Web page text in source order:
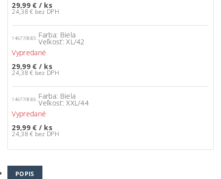
29,99 € / ks
24,38 € bez DPH
14677/BIE5 Farba: Biela
Veľkosť: XL/42
Vypredané
29,99 € / ks
24,38 € bez DPH
14677/BIE6 Farba: Biela
Veľkosť: XXL/44
Vypredané
29,99 € / ks
24,38 € bez DPH
POPIS